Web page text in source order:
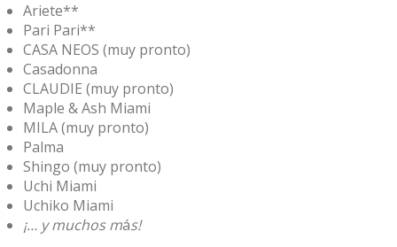
Ariete**
Pari Pari**
CASA NEOS (muy pronto)
Casadonna
CLAUDIE (muy pronto)
Maple & Ash Miami
MILA (muy pronto)
Palma
Shingo (muy pronto)
Uchi Miami
Uchiko Miami
¡… y muchos más!